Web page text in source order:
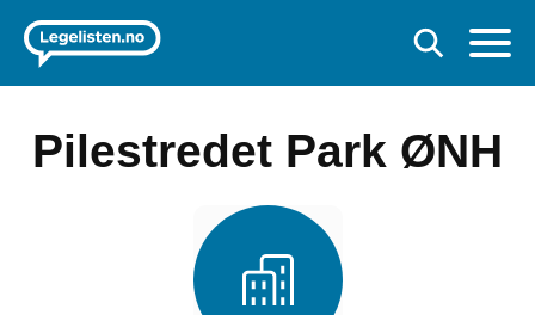
Pilestredet Park ØNH